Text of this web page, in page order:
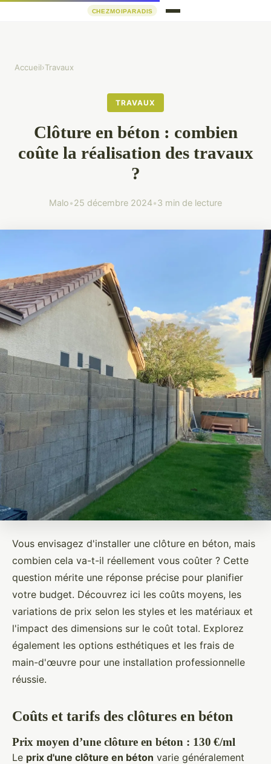
Accueil›Travaux
TRAVAUX
Clôture en béton : combien
coûte la réalisation des travaux
?
Malo•25 décembre 2024•3 min de lecture
Vous envisagez d'installer une clôture en béton, mais
combien cela va-t-il réellement vous coûter ? Cette
question mérite une réponse précise pour planifier
votre budget. Découvrez ici les coûts moyens, les
variations de prix selon les styles et les matériaux et
l'impact des dimensions sur le coût total. Explorez
également les options esthétiques et les frais de
main-d'œuvre pour une installation professionnelle
réussie.
Coûts et tarifs des clôtures en béton
Prix moyen d’une clôture en béton : 130 €/ml
Le prix d'une clôture en béton varie généralement